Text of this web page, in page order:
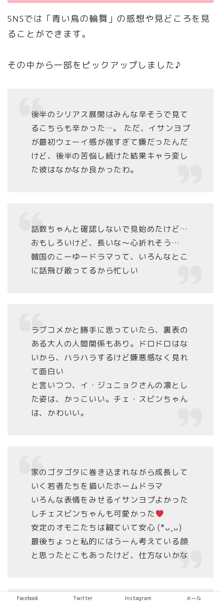
SNSでは「青い鳥の輪舞」の感想や見どころを見
ることができます。
その中から一部をピックアップしました♪
後半のシリアス展開はみんな辛そうで見て
るこちらも辛かった…。 ただ、イサンヨプ
が最初ウェーイ感が強すぎて嫌だったんだ
けど、後半の苦悩し続けた結果キャラ変し
た彼はなかなか良かったわ。
話数ちゃんと確認しないで見始めたけど…
おもしろいけど、長いな〜心折れそう…
韓国のこーゆードラマって、いろんなとこ
に話飛び散ってるから忙しい
ラブコメかと勝手に思っていたら、裏表の
ある大人の人間関係もあり。ドロドロはな
いから、ハラハラするけど嫌悪感なく見れ
て面白い
と言いつつ、イ・ジュニョクさんの凛とし
た姿は、かっこいい。チェ・スビンちゃん
は、かわいい。
家のゴタゴタに巻き込まれながら成長して
いく若者たちを描いたホームドラマ
いろんな表情をみせるイサンヨプよかった
しチェスビンちゃんも可愛かった
安定のオモニたちは観ていて安心 (*ᴗˬᴗ)
最後ちょっと私的にはうーん考えている顔
と思ったとこもあったけど、仕方ないかな
Facebook Twitter Instagram メール